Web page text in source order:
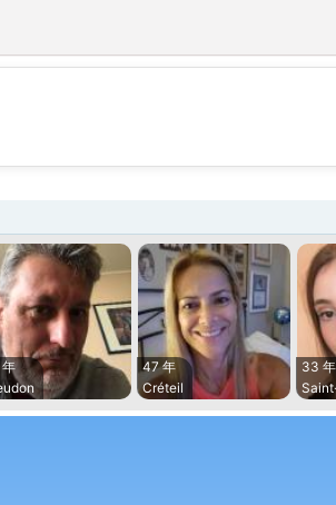
💕
47 年
Créteil
33 年